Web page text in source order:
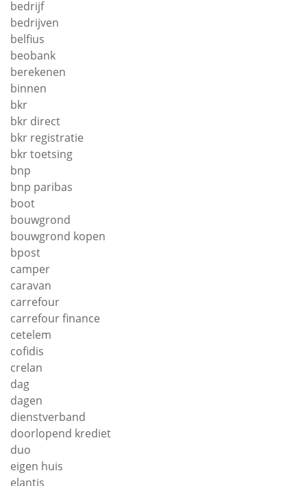
bedrijf
bedrijven
belfius
beobank
berekenen
binnen
bkr
bkr direct
bkr registratie
bkr toetsing
bnp
bnp paribas
boot
bouwgrond
bouwgrond kopen
bpost
camper
caravan
carrefour
carrefour finance
cetelem
cofidis
crelan
dag
dagen
dienstverband
doorlopend krediet
duo
eigen huis
elantis